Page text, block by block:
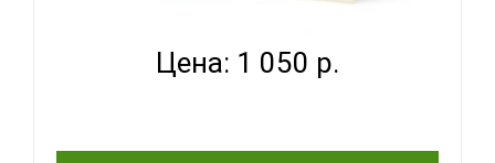
Цена: 1 050 р.